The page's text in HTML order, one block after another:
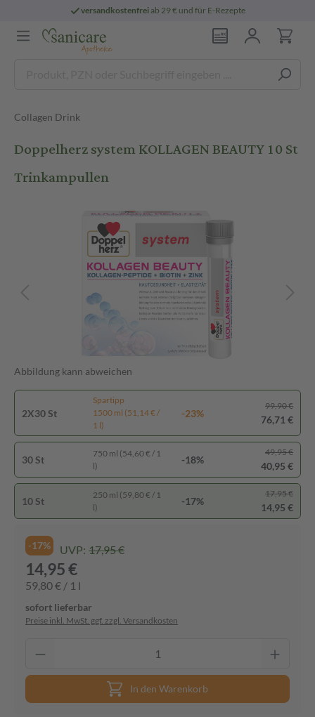
versandkostenfreiab 29 € und für E-Rezepte
Collagen Drink
Doppelherz system KOLLAGEN BEAUTY 10 St
Trinkampullen
Abbildung kann abweichen
2X30 St
Spartipp
1500 ml (51,14 € /
1 l)
-23%
99,90 €
76,71 €
30 St
750 ml (54,60 € / 1
l)
-18%
49,95 €
40,95 €
10 St
250 ml (59,80 € / 1
l)
-17%
17,95 €
14,95 €
-17% UVP: 17,95 €
14,95 €
59,80 € / 1 l
sofort lieferbar
Preise inkl. MwSt. ggf. zzgl. Versandkosten
In den Warenkorb